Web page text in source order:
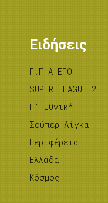
.
Ειδήσεις
Γ.Γ.Α-ΕΠΟ
SUPER LEAGUE 2
Γ’ Εθνική
Σούπερ Λίγκα
Περιφέρεια
Ελλάδα
Κόσμος